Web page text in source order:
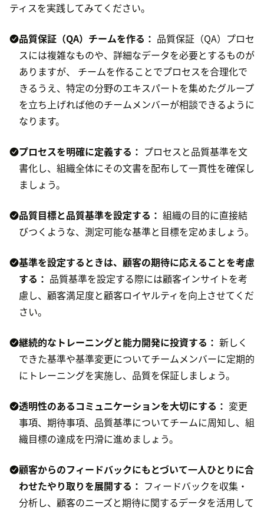
ティスを実践してみてください。
品質保証（QA）チームを作る： 品質保証（QA）プロセ
スには複雑なものや、詳細なデータを必要とするものが
ありますが、 チームを作ることでプロセスを合理化で
きるうえ、特定の分野のエキスパートを集めたグループ
を立ち上げれば他のチームメンバーが相談できるように
なります。
プロセスを明確に定義する： プロセスと品質基準を文
書化し、組織全体にその文書を配布して一貫性を確保し
ましょう。
品質目標と品質基準を設定する： 組織の目的に直接結
びつくような、測定可能な基準と目標を定めましょう。
基準を設定するときは、顧客の期待に応えることを考慮
する： 品質基準を設定する際には顧客インサイトを考
慮し、顧客満足度と顧客ロイヤルティを向上させてくだ
さい。
継続的なトレーニングと能力開発に投資する： 新しく
できた基準や基準変更についてチームメンバーに定期的
にトレーニングを実施し、品質を保証しましょう。
透明性のあるコミュニケーションを大切にする： 変更
事項、期待事項、品質基準についてチームに周知し、組
織目標の達成を円滑に進めましょう。
顧客からのフィードバックにもとづいて一人ひとりに合
わせたやり取りを展開する： フィードバックを収集・
分析し、顧客のニーズと期待に関するデータを活用して